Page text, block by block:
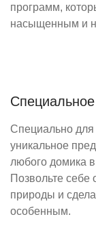
программ,
насыщенным и
Специально для
уникальное
любого домика
Позвольте себе
природы и
особенным.